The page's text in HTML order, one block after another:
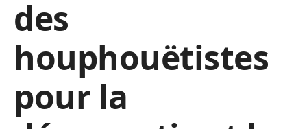
des
houphouëtistes
pour la